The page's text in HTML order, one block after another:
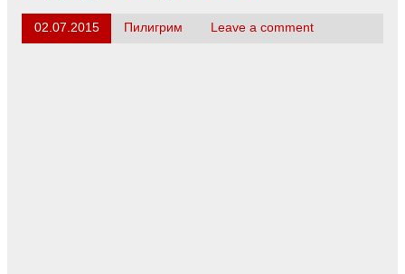
02.07.2015 Пилигрим Leave a comment